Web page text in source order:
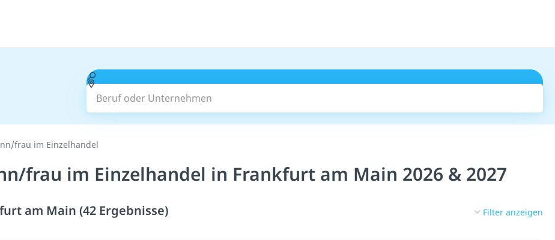
Beruf oder Unternehmen
frau im Einzelhandel
frau im Einzelhandel in Frankfurt am Main 2026 & 2027
am Main (42 Ergebnisse) Filter anzeigen